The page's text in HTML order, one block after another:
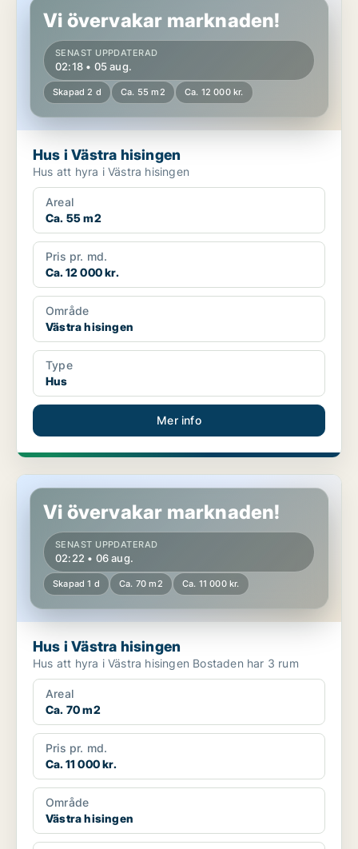
Vi övervakar marknaden!
SENAST UPPDATERAD
02:18 • 05 aug.
Skapad 2 d Ca. 55 m2 Ca. 12 000 kr.
Hus i Västra hisingen
Hus att hyra i Västra hisingen
Areal
Ca. 55 m2
Pris pr. md.
Ca. 12 000 kr.
Område
Västra hisingen
Type
Hus
Mer info
Hus i Västra hisingen
Vi övervakar marknaden!
SENAST UPPDATERAD
02:22 • 06 aug.
Skapad 1 d Ca. 70 m2 Ca. 11 000 kr.
Hus i Västra hisingen
Hus att hyra i Västra hisingen Bostaden har 3 rum
Areal
Ca. 70 m2
Pris pr. md.
Ca. 11 000 kr.
Område
Västra hisingen